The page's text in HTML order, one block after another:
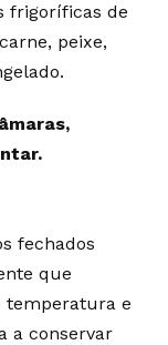
frigoríficas de
peixe,
fechados
que
temperatura e
a conservar